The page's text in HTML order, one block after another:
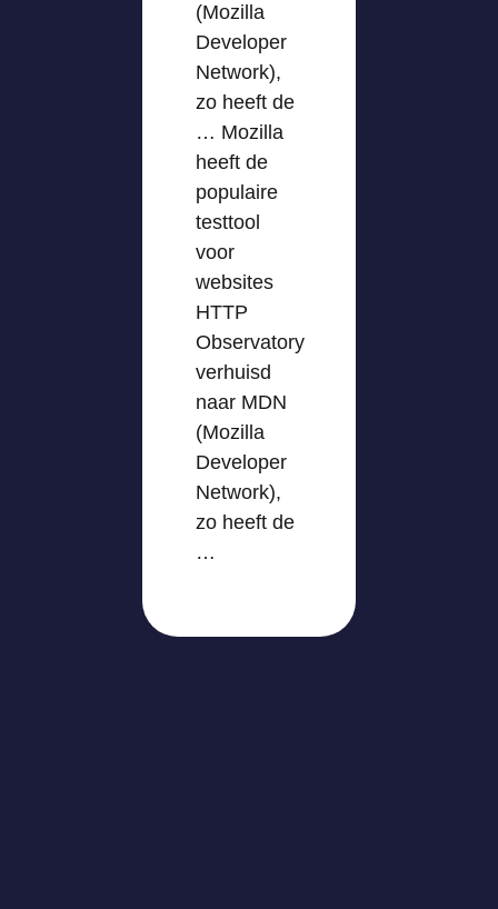
(Mozilla
Developer
Network),
zo heeft de
… Mozilla
heeft de
populaire
testtool
voor
websites
HTTP
Observatory
verhuisd
naar MDN
(Mozilla
Developer
Network),
zo heeft de
…